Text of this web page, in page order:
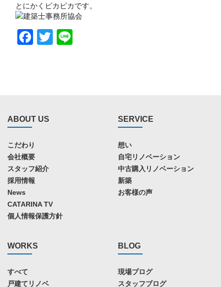
とにかくピカピカです。
Facebook
Twitter
ABOUT US
こだわり
会社概要
スタッフ紹介
採用情報
News
CATARINA TV
個人情報保護方針
SERVICE
想い
自宅リノベーション
中古購入リノベーション
新築
お客様の声
WORKS
すべて
戸建てリノベ
BLOG
現場ブログ
スタッフブログ